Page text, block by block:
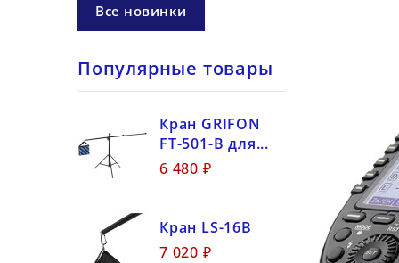
Все новинки
Популярные товары
Кран GRIFON
FT-501-B для...
6 480 ₽
Кран LS-16B
7 020 ₽